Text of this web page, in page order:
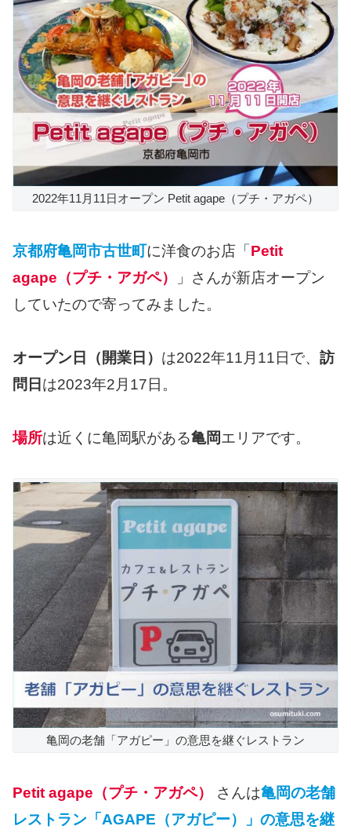
2022年11月11日オープン Petit agape（プチ・アガペ）
京都府亀岡市古世町に洋食のお店「Petit
agape（プチ・アガペ）
」さんが新店オープン
していたので寄ってみました。
オープン日（開業日） は2022年11月11日で、 訪
問日 は2023年2月17日。
場所は近くに亀岡駅がある亀岡エリアです。
亀岡の老舗「アガピー」の意思を継ぐレストラン
Petit agape（プチ・アガペ） さんは亀岡の老舗
レストラン「AGAPE（アガピー）」の意思を継